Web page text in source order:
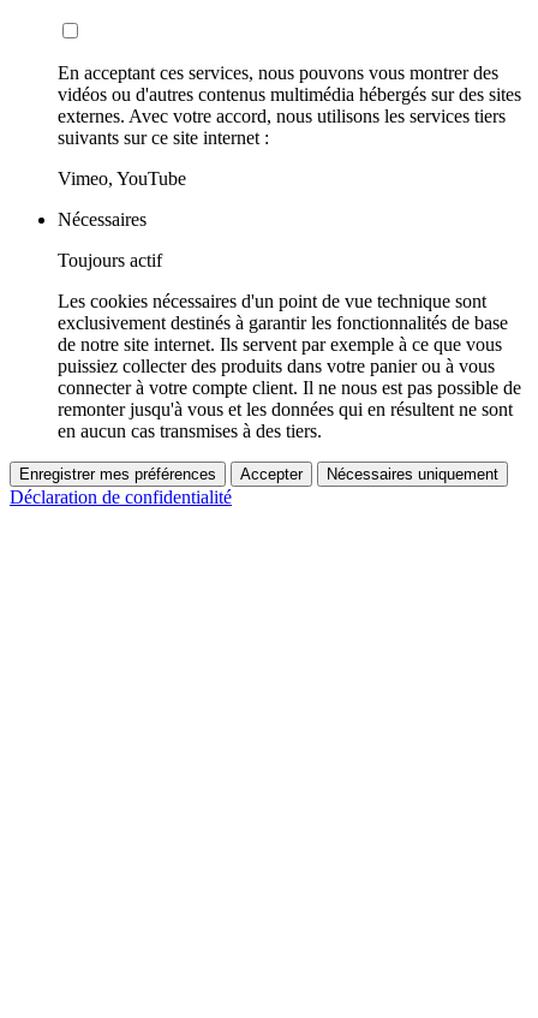
En acceptant ces services, nous pouvons vous montrer des
vidéos ou d'autres contenus multimédia hébergés sur des sites
externes. Avec votre accord, nous utilisons les services tiers
suivants sur ce site internet :
Vimeo, YouTube
Nécessaires
Toujours actif
Les cookies nécessaires d'un point de vue technique sont
exclusivement destinés à garantir les fonctionnalités de base
de notre site internet. Ils servent par exemple à ce que vous
puissiez collecter des produits dans votre panier ou à vous
connecter à votre compte client. Il ne nous est pas possible de
remonter jusqu'à vous et les données qui en résultent ne sont
en aucun cas transmises à des tiers.
Enregistrer mes préférences Accepter Nécessaires uniquement
Déclaration de confidentialité